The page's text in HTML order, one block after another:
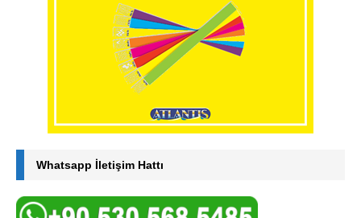
Whatsapp İletişim Hattı